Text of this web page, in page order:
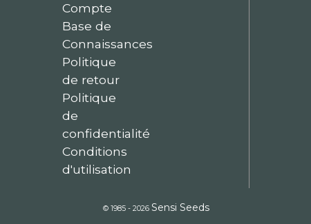
Compte
Base de
Connaissances
Politique
de retour
Politique
de
confidentialité
Conditions
d'utilisation
© 1985 - 2026 Sensi Seeds